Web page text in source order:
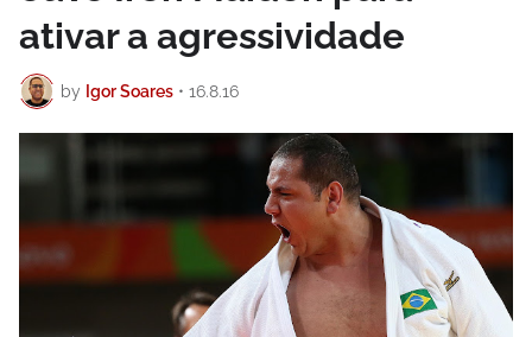
ativar a agressividade
by Igor Soares • 16.8.16